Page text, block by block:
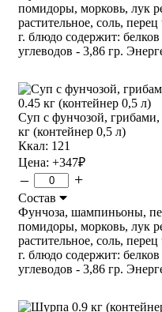
помидоры, морковь, лук
растительное, соль,
г. блюдо содержит:
углеводов - 3,86 гр.
Суп с фунчозой,
кг (контейнер 0,5 л)
Ккал: 121
Цена: +347₽
– +
Состав
Фунчоза, шампиньоны,
помидоры, морковь, лук
растительное, соль,
г. блюдо содержит:
углеводов - 3,86 гр.